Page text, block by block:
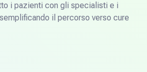
i pazienti con gli specialisti e i
il percorso verso cure